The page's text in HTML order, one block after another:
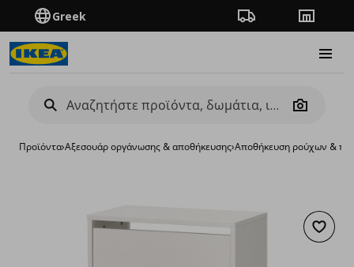
Greek Πορεία παραγγελίας
Camera
Προϊόντα›Aξεσουάρ οργάνωσης & αποθήκευσης›Αποθήκευση ρούχων &